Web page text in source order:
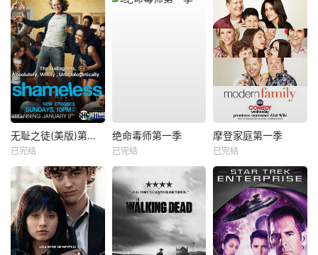
无耻之徒(美版)第一季
已完结
绝命毒师第一季
已完结
摩登家庭第一季
已完结